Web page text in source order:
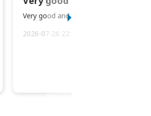
Very good and prompt service.
2026-07-26 22:43:45